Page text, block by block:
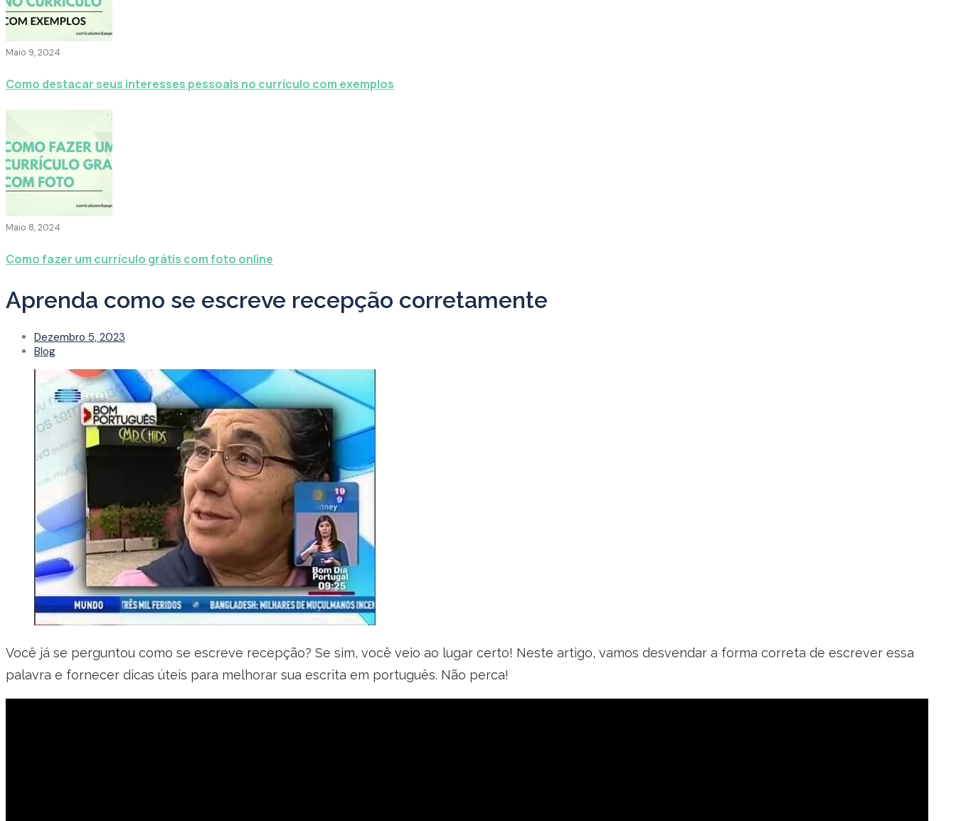
Maio 9, 2024
Como destacar seus interesses pessoais no currículo com exemplos
Maio 8, 2024
Como fazer um currículo grátis com foto online
Aprenda como se escreve recepção corretamente
Dezembro 5, 2023
Blog
Você já se perguntou como se escreve recepção? Se sim, você veio ao lugar certo! Neste artigo, vamos desvendar a forma correta de escrever essa
palavra e fornecer dicas úteis para melhorar sua escrita em português. Não perca!